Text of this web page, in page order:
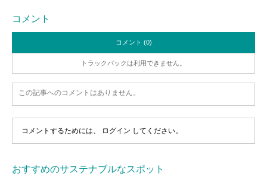
コメント
コメント (0)
トラックバックは利用できません。
この記事へのコメントはありません。
コメントするためには、 ログイン してください。
おすすめのサステナブルなスポット